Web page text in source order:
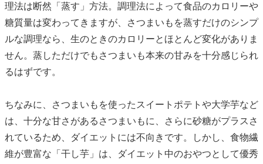
理法は断然「蒸す」方法。調理法によって食品のカロリーや
糖質量は変わってきますが、さつまいもを蒸すだけのシンプ
ルな調理なら、生のときのカロリーとほとんど変化がありま
せん。蒸しただけでもさつまいも本来の甘みを十分感じられ
るはずです。
ちなみに、さつまいもを使ったスイートポテトや大学芋など
は、十分な甘さがあるさつまいもに、さらに砂糖がプラスさ
れているため、ダイエットには不向きです。しかし、食物繊
維が豊富な「干し芋」は、ダイエット中のおやつとして優秀